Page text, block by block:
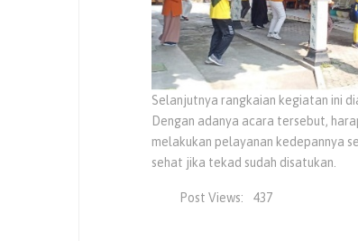
Selanjutnya rangkaian kegiatan ini
Dengan adanya acara tersebut,
melakukan pelayanan kedepannya
sehat jika tekad sudah disatukan.
Post Views: 437